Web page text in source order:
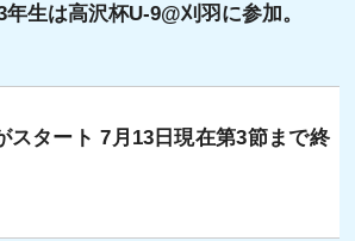
生は高沢杯U-9@刈羽に参加。
スタート 7月13日現在第3節まで終